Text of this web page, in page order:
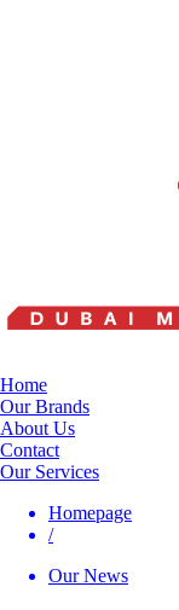
Home
Our Brands
About Us
Contact
Our Services
Homepage
/
Our News